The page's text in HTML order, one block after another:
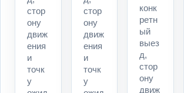
стор
ону
движ
ения
и
точк
у
стор
ону
движ
ения
и
точк
у
конк
ретн
ый
выез
д,
стор
ону
движ